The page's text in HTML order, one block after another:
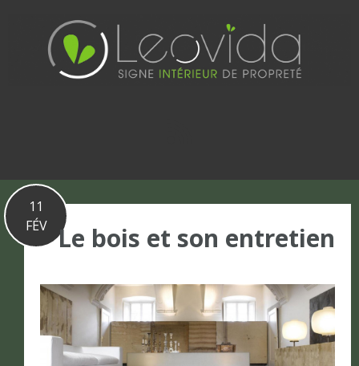
11
FÉV
Le bois et son entretien